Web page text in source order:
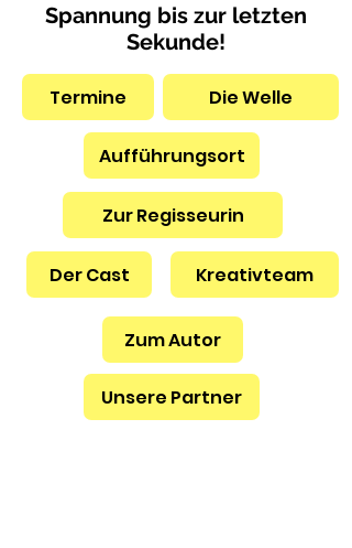
Spannung bis zur letzten
Sekunde!
Termine Die Welle
Aufführungsort
Zur Regisseurin
Der Cast Kreativteam
Zum Autor
Unsere Partner